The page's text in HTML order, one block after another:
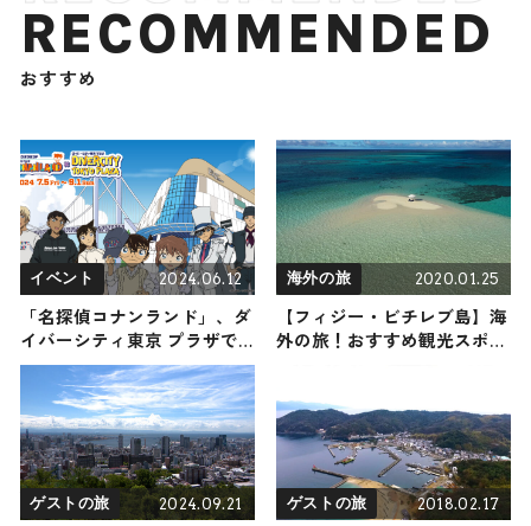
RECOMMENDED
おすすめ
イベント 2024.06.12
「名探偵コナンランド」、ダ
イバーシティ東京 プラザで
開催 新コンテンツも多数登
海外の旅 2020.01.25
【フィジー・ビチレブ島】海
外の旅！おすすめ観光スポッ
ゲストの旅 2024.09.21 ゲストの旅 2018.02.17